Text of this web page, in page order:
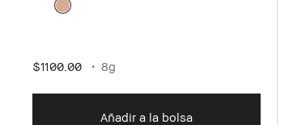
$1100.00 8g
Añadir a la bolsa